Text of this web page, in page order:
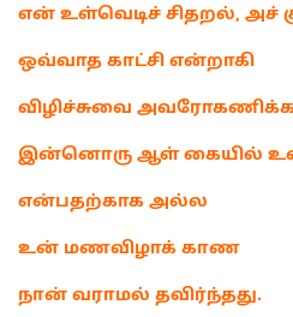
என் உள்வெடிச் சிதறல், அச்
ஒவ்வாத காட்சி என்றாகி
விழிச்சுவை
இன்னொரு ஆள் கையில்
என்பதற்காக அல்ல
உன் மணவிழாக் காண
நான் வராமல் தவிர்ந்தது.